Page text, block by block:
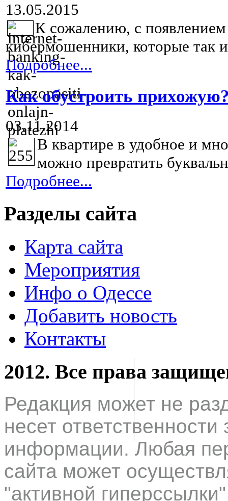
13.05.2015
К сожалению, с
кибермошенники, которые так
Подробнее...
Как обустроить
03.11.2014
В квартире в удобное и
можно превратить
Подробнее...
Разделы сайта
Карта сайта
Мероприятия
Инфо о Одессе
Добавить новость
Контакты
2012. Все права
Редакция может не
несет
информации. Любая
сайта может
"активной